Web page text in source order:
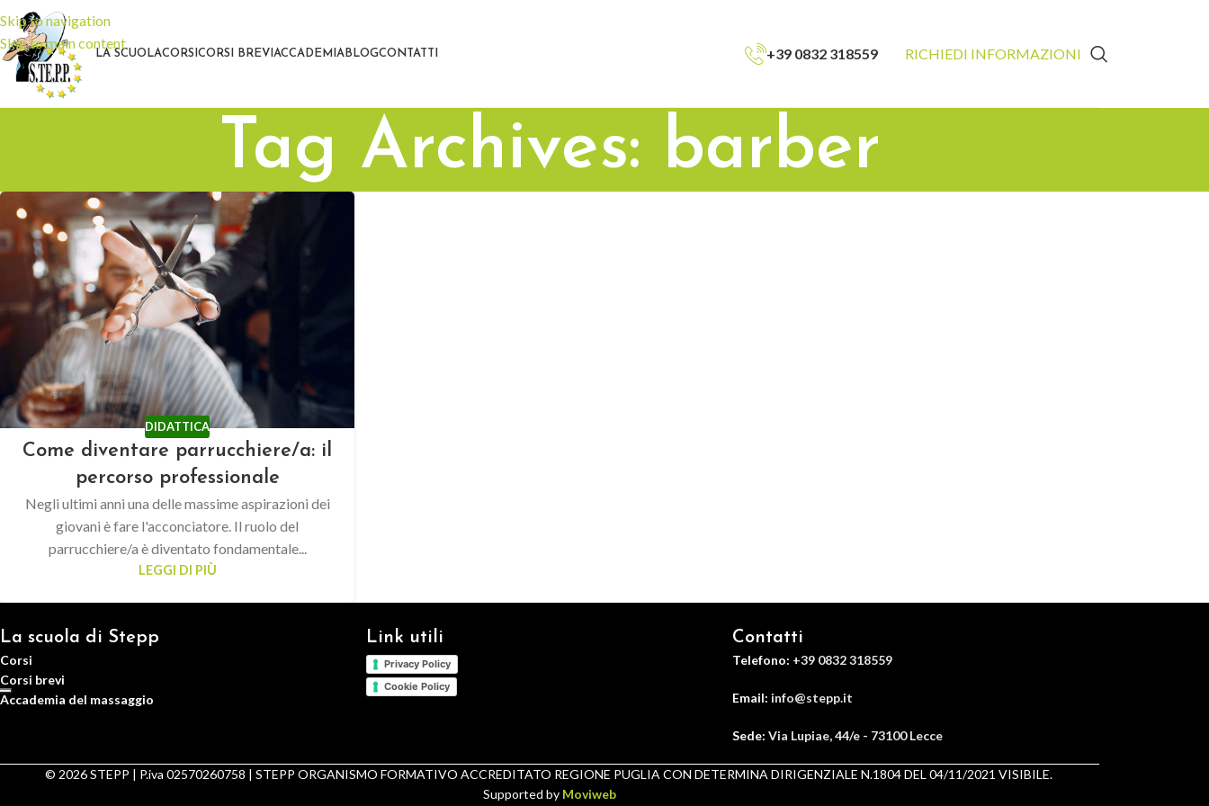
Skip to navigation
Skip to main content
LA SCUOLACORSI CORSI BREVI ACCADEMIABLOGCONTATTI +39 0832 318559 RICHIEDI INFORMAZIONI
Tag Archives: barber
DIDATTICA
Come diventare parrucchiere/a: il
percorso professionale
Negli ultimi anni una delle massime aspirazioni dei
giovani è fare l'acconciatore. Il ruolo del
parrucchiere/a è diventato fondamentale...
LEGGI DI PIÙ
La scuola di Stepp
Corsi
Corsi brevi
Accademia del massaggio
Link utili
Privacy Policy
Cookie Policy
Contatti
Telefono: +39 0832 318559
Email: info@stepp.it
Sede: Via Lupiae, 44/e - 73100 Lecce
© 2026 STEPP | P.iva 02570260758 | STEPP ORGANISMO FORMATIVO ACCREDITATO REGIONE PUGLIA CON DETERMINA DIRIGENZIALE N.1804 DEL 04/11/2021 VISIBILE.
Supported by Moviweb